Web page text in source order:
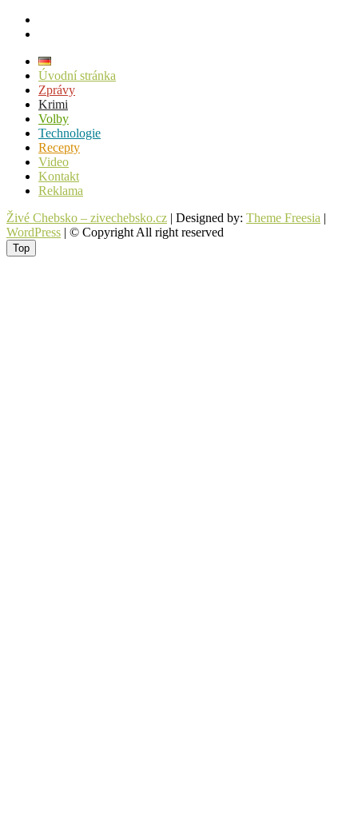
Úvodní stránka
Zprávy
Krimi
Volby
Technologie
Recepty
Video
Kontakt
Reklama
Živé Chebsko – zivechebsko.cz | Designed by: Theme Freesia |
WordPress | © Copyright All right reserved
Top